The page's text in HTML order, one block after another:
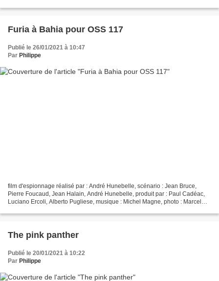
Furia à Bahia pour OSS 117
Publié le 26/01/2021 à 10:47
Par Philippe
film d'espionnage réalisé par : André Hunebelle, scénario : Jean Bruce,
Pierre Foucaud, Jean Halain, André Hunebelle, produit par : Paul Cadéac,
Luciano Ercoli, Alberto Pugliese, musique : Michel Magne, photo : Marcel
The pink panther
Publié le 20/01/2021 à 10:22
Par Philippe